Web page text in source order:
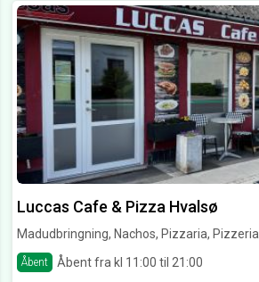
Luccas Cafe & Pizza Hvalsø
Madudbringning, Nachos, Pizzaria, Pizzeria
Åbent Åbent fra kl 11:00 til 21:00